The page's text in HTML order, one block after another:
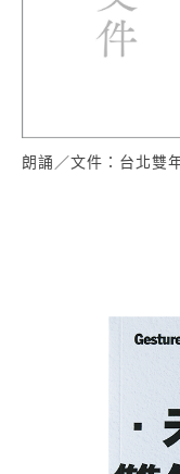
朗誦／文件：台北雙